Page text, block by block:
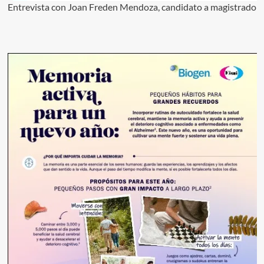
Entrevista con Joan Freden Mendoza, candidato a magistrado